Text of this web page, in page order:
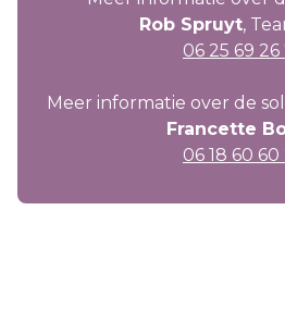
Rob Spruyt,
06 25 69 26
Meer informatie over de
Francette
06 18 60 60